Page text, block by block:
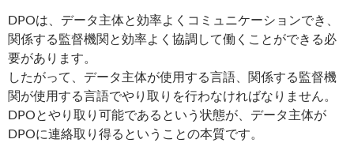
DPOは、データ主体と効率よくコミュニケーションでき、
関係する監督機関と効率よく協調して働くことができる必
要があります。
したがって、データ主体が使用する言語、関係する監督機
関が使用する言語でやり取りを行わなければなりません。
DPOとやり取り可能であるという状態が、データ主体が
DPOに連絡取り得るということの本質です。